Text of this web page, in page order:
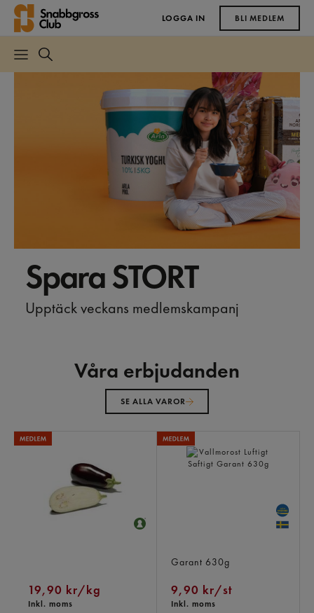
LOGGA IN BLI MEDLEM
Spara STORT
Upptäck veckans medlemskampanj
Våra erbjudanden
SE ALLA VAROR
19,90 kr/kg
Inkl. moms
Garant 630g
9,90 kr/st
Inkl. moms